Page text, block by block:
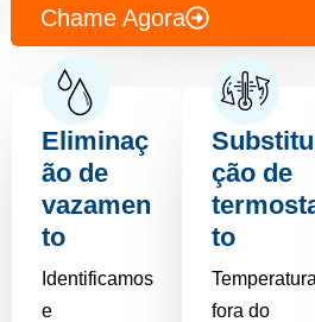
Chame Agora
Eliminaç
ão de
vazamen
to
Identificamos
e
ção de
to
Temperatura
fora do